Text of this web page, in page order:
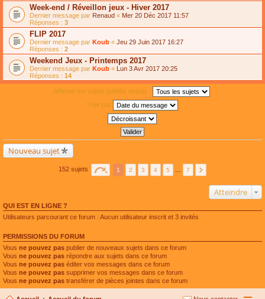
Week-end / Réveillon jeux - Hiver 2017
Dernier message par Renaud « Mer 20 Déc 2017 11:57
Réponses : 3
FLIP 2017
Dernier message par Koub « Jeu 29 Juin 2017 16:27
Réponses : 2
Weekend Jeux - Printemps 2017
Dernier message par Koub « Lun 3 Avr 2017 20:25
Réponses : 14
Afficher les sujets publiés depuis :
Trier par
Nouveau sujet
152 sujets 1 2 3 4 5 7
Atteindre
QUI EST EN LIGNE ?
Utilisateurs parcourant ce forum : Aucun utilisateur inscrit et 3 invités
PERMISSIONS DU FORUM
Vous ne pouvez pas publier de nouveaux sujets dans ce forum
Vous ne pouvez pas répondre aux sujets dans ce forum
Vous ne pouvez pas éditer vos messages dans ce forum
Vous ne pouvez pas supprimer vos messages dans ce forum
Vous ne pouvez pas transférer de pièces jointes dans ce forum